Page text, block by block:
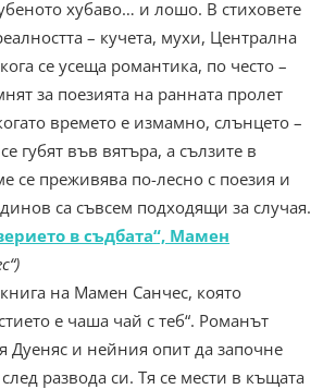
хубаво… и лошо. В стиховете
– кучета, мухи, Централна
се усеща романтика, по често –
за поезията на ранната пролет
времето е измамно, слънцето –
губят във вятъра, а сълзите в
се преживява по-лесно с поезия и
са съвсем подходящи за случая.
в съдбата“, Мамен
на Мамен Санчес, която
е чаша чай с теб“. Романът
Дуеняс и нейния опит да започне
развода си. Тя се мести в къщата